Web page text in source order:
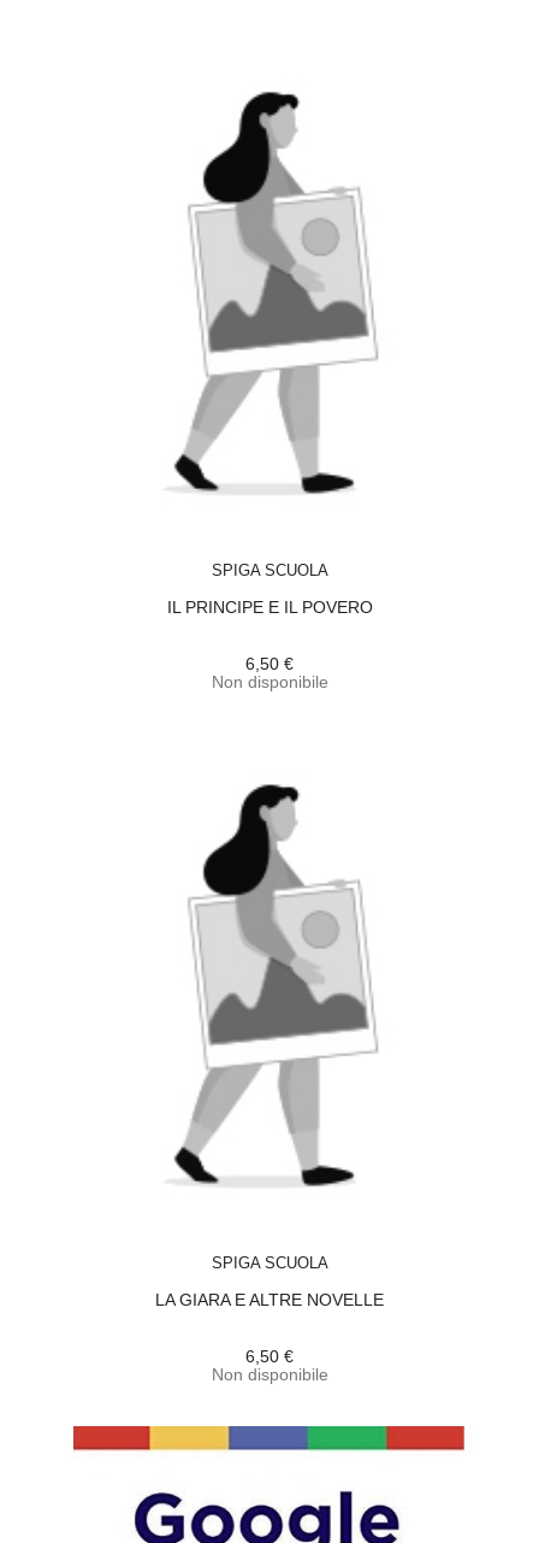
SPIGA SCUOLA
IL PRINCIPE E IL POVERO
6,50 €
Non disponibile
SPIGA SCUOLA
LA GIARA E ALTRE NOVELLE
6,50 €
Non disponibile